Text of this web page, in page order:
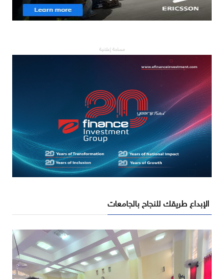
مساحة إعلانية
الإبداع طريقك للنجاح بالجامعات